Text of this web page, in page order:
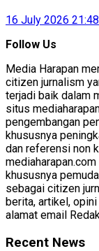
16 July 2026 21:48
Follow Us
Media Harapan
citizen jurnalism
terjadi baik dalam
situs
pengembangan
khususnya
dan referensi non
khususnya
sebagai citizen
berita, artikel,
alamat email
Recent News